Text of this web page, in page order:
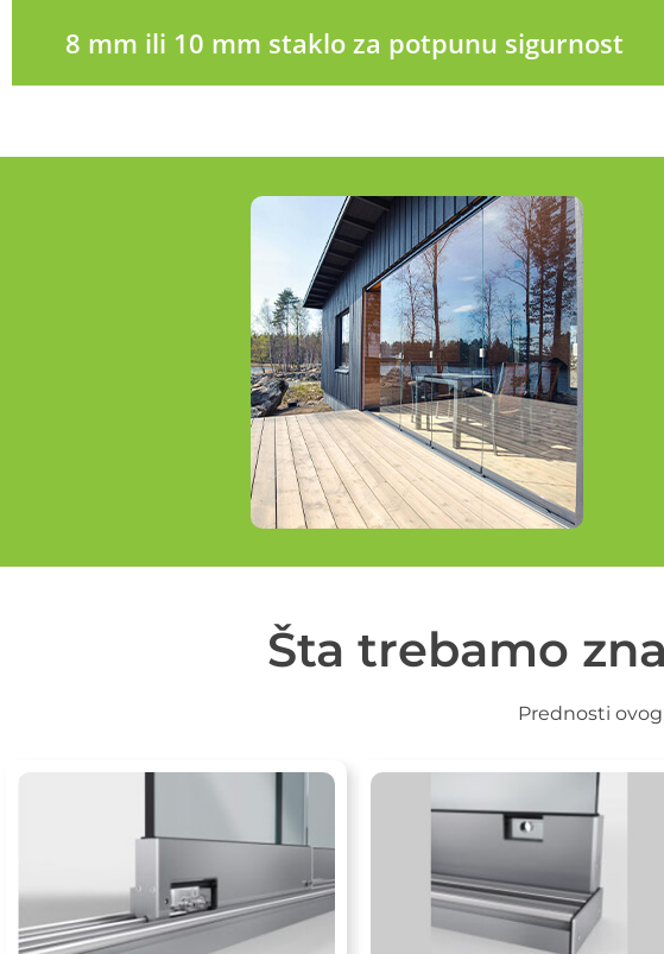
8 mm ili 10 mm staklo za potpunu sigurnost
Šta trebamo
Prednosti